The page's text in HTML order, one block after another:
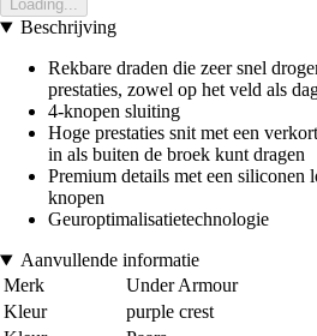
Loading...
Beschrijving
Rekbare draden die zeer snel
prestaties, zowel op het veld als
4-knopen sluiting
Hoge prestaties snit met een
in als buiten de broek kunt dragen
Premium details met een siliconen
knopen
Geuroptimalisatietechnologie
Aanvullende informatie
Merk
Under Armour
Kleur
purple crest